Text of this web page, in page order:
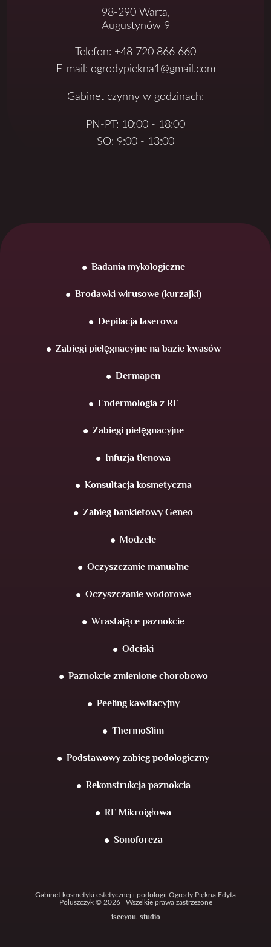
98-290 Warta,
Augustynów 9
Telefon: +48 720 866 660
E-mail: ogrodypiekna1@gmail.com
Gabinet czynny w godzinach:
PN-PT: 10:00 - 18:00
SO: 9:00 - 13:00
Badania mykologiczne
Brodawki wirusowe (kurzajki)
Depilacja laserowa
Zabiegi pielęgnacyjne na bazie kwasów
Dermapen
Endermologia z RF
Zabiegi pielęgnacyjne
Infuzja tlenowa
Konsultacja kosmetyczna
Zabieg bankietowy Geneo
Modzele
Oczyszczanie manualne
Oczyszczanie wodorowe
Wrastające paznokcie
Odciski
Paznokcie zmienione chorobowo
Peeling kawitacyjny
ThermoSlim
Podstawowy zabieg podologiczny
Rekonstrukcja paznokcia
RF Mikroigłowa
Sonoforeza
Gabinet kosmetyki estetycznej i podologii Ogrody Piękna Edyta
Poluszczyk © 2026 | Wszelkie prawa zastrzezone
iseeyou. studio